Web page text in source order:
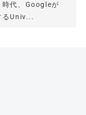
時代、Googleが
るUniv...